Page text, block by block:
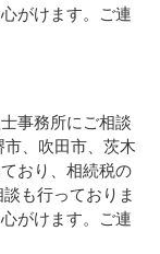
がけます。ご連
事務所にご相談
市、吹田市、茨木
おり、相続税の
も行っておりま
がけます。ご連